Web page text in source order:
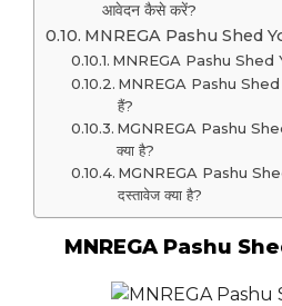
आवेदन कैसे करें?
MNREGA Pashu Shed
MNREGA Pashu Shed
MNREGA Pashu Shed
हैं?
MGNREGA Pashu
क्या है?
MGNREGA Pashu
दस्तावेज क्या है?
MNREGA Pashu